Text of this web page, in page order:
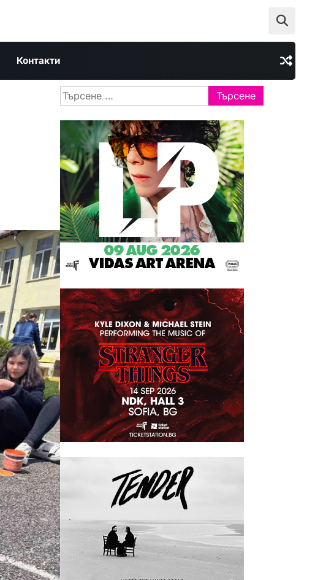
Контакти
Търсене
за: